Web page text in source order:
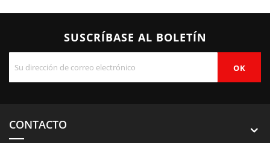
SUSCRÍBASE AL BOLETÍN
CONTACTO